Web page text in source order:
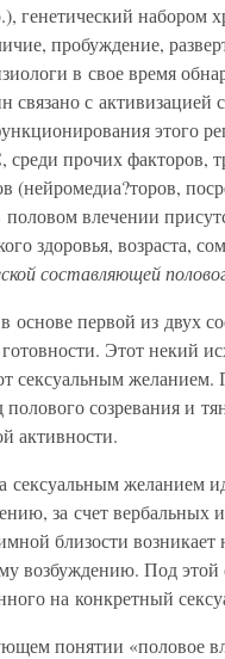
генетический набором
пробуждение,
в свое время
с активизацией
этого
прочих факторов,
(нейромедиа?торов,
влечении
здоровья, возраста,
составляющей
первой из двух
Этот некий
сексуальным
полового созревания и
активности.
сексуальным желанием
за счет
близости возникает
возбуждению. Под
на конкретный
понятии «половое